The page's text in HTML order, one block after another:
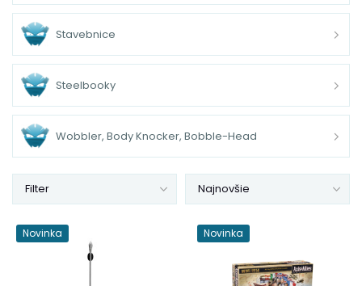
Stavebnice
Steelbooky
Wobbler, Body Knocker, Bobble-Head
Najnovšie
Filter
Novinka Novinka